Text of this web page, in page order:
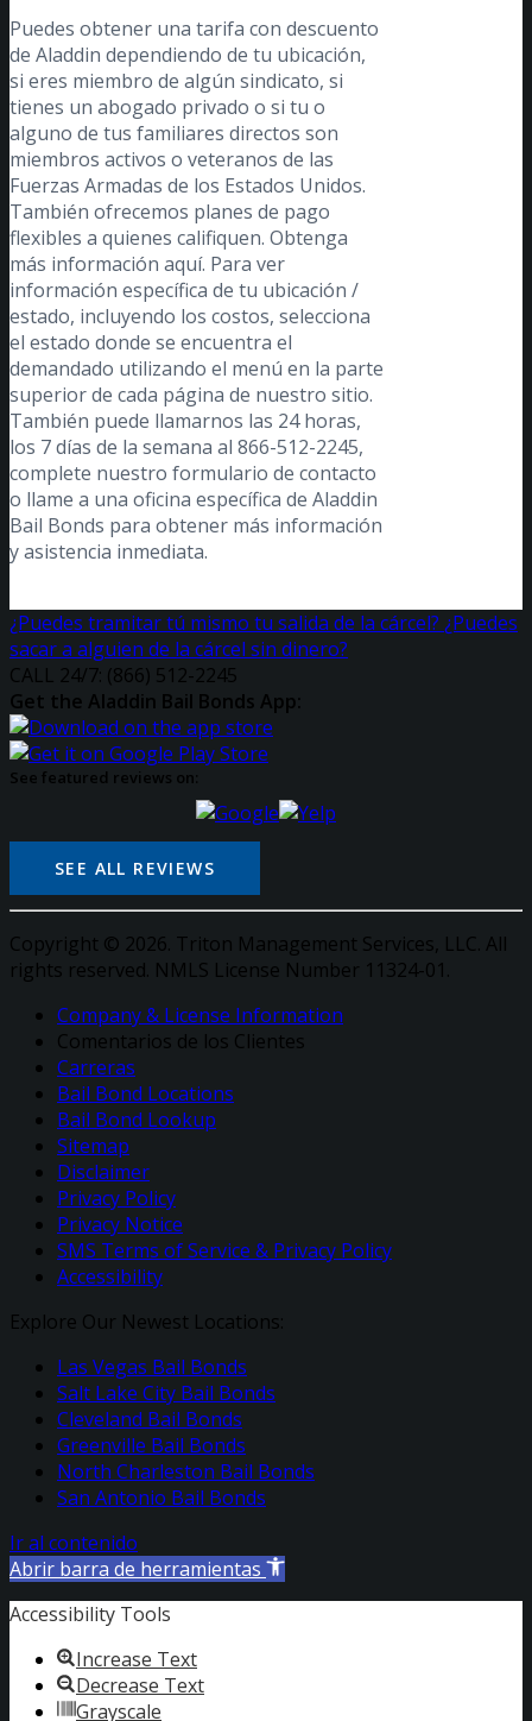
Puedes obtener una tarifa con descuento
de Aladdin dependiendo de tu ubicación,
si eres miembro de algún sindicato, si
tienes un abogado privado o si tu o
alguno de tus familiares directos son
miembros activos o veteranos de las
Fuerzas Armadas de los Estados Unidos.
También ofrecemos planes de pago
flexibles a quienes califiquen. Obtenga
más información aquí. Para ver
información específica de tu ubicación /
estado, incluyendo los costos, selecciona
el estado donde se encuentra el
demandado utilizando el menú en la parte
superior de cada página de nuestro sitio.
También puede llamarnos las 24 horas,
los 7 días de la semana al 866-512-2245,
complete nuestro formulario de contacto
o llame a una oficina específica de Aladdin
Bail Bonds para obtener más información
y asistencia inmediata.
¿Puedes tramitar tú mismo tu salida de la cárcel? ¿Puedes
sacar a alguien de la cárcel sin dinero?
CALL 24/7: (866) 512-2245
Get the Aladdin Bail Bonds App:
See featured reviews on:
SEE ALL REVIEWS
Copyright © 2026. Triton Management Services, LLC. All
rights reserved. NMLS License Number 11324-01.
Company & License Information
Comentarios de los Clientes
Carreras
Bail Bond Locations
Bail Bond Lookup
Sitemap
Disclaimer
Privacy Policy
Privacy Notice
SMS Terms of Service & Privacy Policy
Accessibility
Explore Our Newest Locations:
Las Vegas Bail Bonds
Salt Lake City Bail Bonds
Cleveland Bail Bonds
Greenville Bail Bonds
North Charleston Bail Bonds
San Antonio Bail Bonds
Ir al contenido
Abrir barra de herramientas
Accessibility Tools
Increase Text
Decrease Text
Grayscale